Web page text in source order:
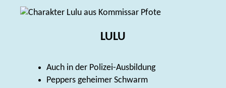
LULU
Auch in der Polizei-Ausbildung
Peppers geheimer Schwarm